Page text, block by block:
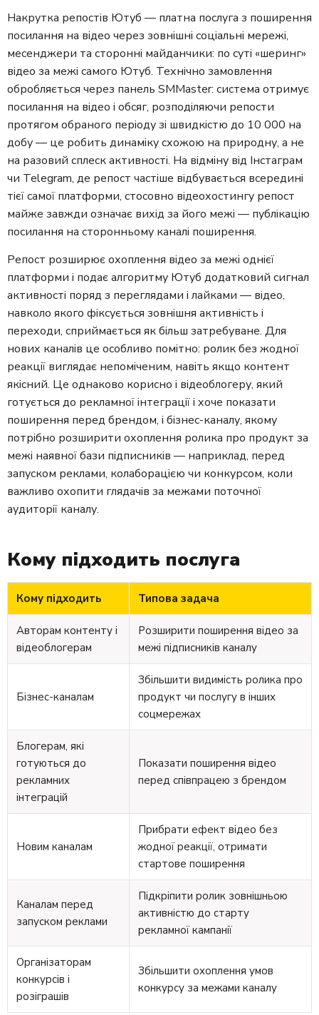
Накрутка репостів Ютуб — платна послуга з поширення
посилання на відео через зовнішні соціальні мережі,
месенджери та сторонні майданчики: по суті «шеринг»
відео за межі самого Ютуб. Технічно замовлення
обробляється через панель SMMaster: система отримує
посилання на відео і обсяг, розподіляючи репости
протягом обраного періоду зі швидкістю до 10 000 на
добу — це робить динаміку схожою на природну, а не
на разовий сплеск активності. На відміну від Інстаграм
чи Telegram, де репост частіше відбувається всередині
тієї самої платформи, стосовно відеохостингу репост
майже завжди означає вихід за його межі — публікацію
посилання на сторонньому каналі поширення.
Репост розширює охоплення відео за межі однієї
платформи і подає алгоритму Ютуб додатковий сигнал
активності поряд з переглядами і лайками — відео,
навколо якого фіксується зовнішня активність і
переходи, сприймається як більш затребуване. Для
нових каналів це особливо помітно: ролик без жодної
реакції виглядає непоміченим, навіть якщо контент
якісний. Це однаково корисно і відеоблогеру, який
готується до рекламної інтеграції і хоче показати
поширення перед брендом, і бізнес-каналу, якому
потрібно розширити охоплення ролика про продукт за
межі наявної бази підписників — наприклад, перед
запуском реклами, колаборацією чи конкурсом, коли
важливо охопити глядачів за межами поточної
аудиторії каналу.
Кому підходить послуга
Кому підходить Типова задача
Авторам контенту і
відеоблогерам
Розширити поширення відео за
межі підписників каналу
Бізнес-каналам
Збільшити видимість ролика про
продукт чи послугу в інших
соцмережах
Блогерам, які
готуються до
рекламних
інтеграцій
Показати поширення відео
перед співпрацею з брендом
Новим каналам
Прибрати ефект відео без
жодної реакції, отримати
стартове поширення
Каналам перед
запуском реклами
Підкріпити ролик зовнішньою
активністю до старту
рекламної кампанії
Організаторам
конкурсів і
розіграшів
Збільшити охоплення умов
конкурсу за межами каналу